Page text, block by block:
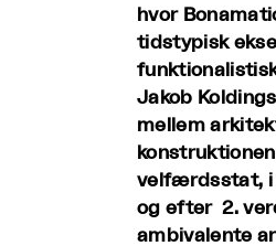
hvor
tidstypisk
Jakob
mellem
velfærdsstat, i
og efter 2.
ambivalente